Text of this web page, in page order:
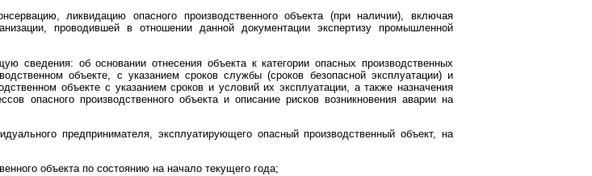
ликвидацию опасного производственного объекта (при наличии), включая
проводившей в отношении данной документации экспертизу промышленной
сведения: об основании отнесения объекта к категории опасных производственных
объекте, с указанием сроков службы (сроков безопасной эксплуатации) и
объекте с указанием сроков и условий их эксплуатации, а также назначения
опасного производственного объекта и описание рисков возникновения аварии на
предпринимателя, эксплуатирующего опасный производственный объект, на
объекта по состоянию на начало текущего года;